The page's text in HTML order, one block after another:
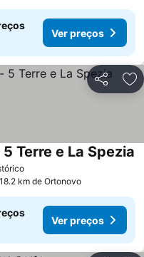
Ver preços
Partilhar
Terre e La Spezia
km de Ortonovo
Ver preços